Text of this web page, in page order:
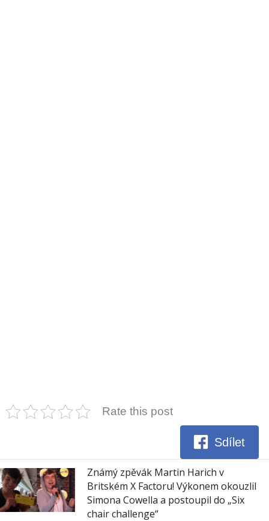
Rate this post
Sdílet
Známý zpěvák Martin Harich v
Britském X Factoru! Výkonem okouzlil
Simona Cowella a postoupil do „Six
chair challenge“